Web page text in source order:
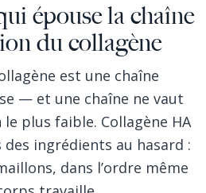
épouse la chaîne
du collagène
est une chaîne
— et une chaîne ne vaut
plus faible. Collagène HA
des ingrédients au hasard :
dans l’ordre même